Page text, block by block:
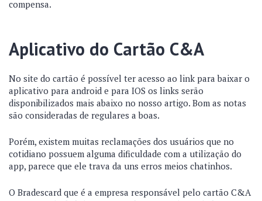
compensa.
Aplicativo do Cartão C&A
No site do cartão é possível ter acesso ao link para baixar o
aplicativo para android e para IOS os links serão
disponibilizados mais abaixo no nosso artigo. Bom as notas
são consideradas de regulares a boas.
Porém, existem muitas reclamações dos usuários que no
cotidiano possuem alguma dificuldade com a utilização do
app, parece que ele trava da uns erros meios chatinhos.
O Bradescard que é a empresa responsável pelo cartão C&A